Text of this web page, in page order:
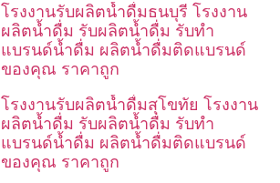
โรงงานรับผลิตน้ำดื่มธนบุรี โรงงาน
ผลิตน้ำดื่ม รับผลิตน้ำดื่ม รับทำ
แบรนด์น้ำดื่ม ผลิตน้ำดื่มติดแบรนด์
ของคุณ ราคาถูก
โรงงานรับผลิตน้ำดื่มสุโขทัย โรงงาน
ผลิตน้ำดื่ม รับผลิตน้ำดื่ม รับทำ
แบรนด์น้ำดื่ม ผลิตน้ำดื่มติดแบรนด์
ของคุณ ราคาถูก